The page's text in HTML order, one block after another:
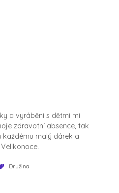
a vyrábění s dětmi mi
zdravotní absence, tak
každému malý dárek a
Družina